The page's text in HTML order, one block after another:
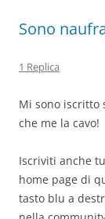
Sono
1 Replica
Mi sono iscritto
che me la cavo!
Iscriviti anche
home page di
tasto blu a